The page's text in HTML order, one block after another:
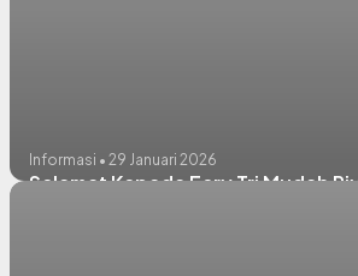
Informasi • 29 Januari 2026
Selamat Kepada Fery Tri Mudah